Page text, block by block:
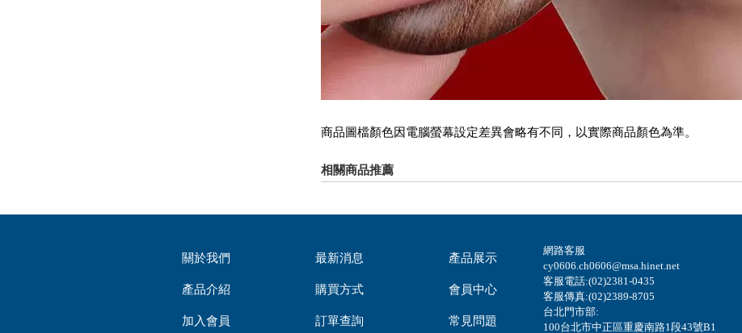
商品圖檔顏色因電腦螢幕設定差異會略有不同，以實際商品顏色為準。
相關商品推薦
關於我們 最新消息 產品展示
產品介紹 購買方式 會員中心
加入會員 訂單查詢 常見問題
網路客服
cy0606.ch0606@msa.hinet.net
客服電話:(02)2381-0435
客服傳真:(02)2389-8705
台北門市部:
100台北市中正區重慶南路1段43號B1